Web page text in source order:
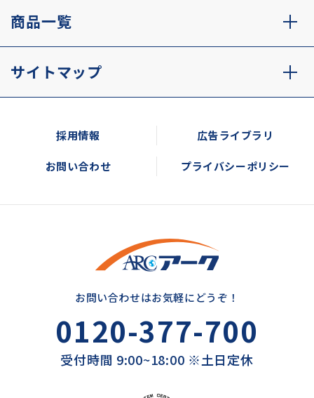
商品一覧
サイトマップ
採用情報 広告ライブラリ
お問い合わせ プライバシーポリシー
お問い合わせはお気軽にどうぞ！
0120-377-700
受付時間 9:00~18:00 ※土日定休